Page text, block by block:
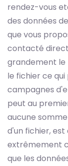
rendez-vous
des données
que vous
contacté
grandement
le fichier ce
campagnes
peut au
aucune
d'un fichier,
extrêmement
que les